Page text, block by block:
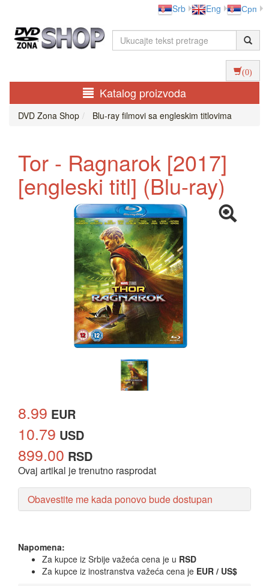
Srb Eng Срп
(0)
Katalog proizvoda
DVD Zona Shop Blu-ray filmovi sa engleskim titlovima
Tor - Ragnarok [2017]
[engleski titl] (Blu-ray)
8.99 EUR
10.79 USD
899.00 RSD
Ovaj artikal je trenutno rasprodat
Obavestite me kada ponovo bude dostupan
Napomena:
Za kupce iz Srbije važeća cena je u RSD
Za kupce iz inostranstva važeća cena je EUR / US$